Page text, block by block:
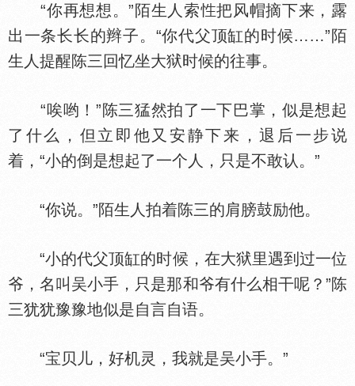
“你再想想。”陌生人索
把风帽摘下来，露
出一条长长的辫子。“你代父顶缸的时候……”陌
生人提醒陈三回忆坐大狱时候的往事。
“唉哟！”陈三猛然拍了一下巴掌，似是想起
了什么，但立即他又安静下来，退后一步说
着，“小的倒是想起了一个人，只是不敢认。”
“你说。”陌生人拍着陈三的肩膀鼓励他。
“小的代父顶缸的时候，在大狱里遇到过一位
爷，名叫吴小手，只是那和爷有什么相干呢？”陈
三犹犹豫豫地似是自言自语。
“宝贝儿，好机灵，我就是吴小手。”